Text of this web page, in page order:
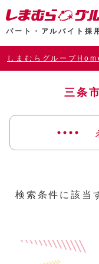
パート・アルバイト採
しまむらグループ
三条
検索条件に該当